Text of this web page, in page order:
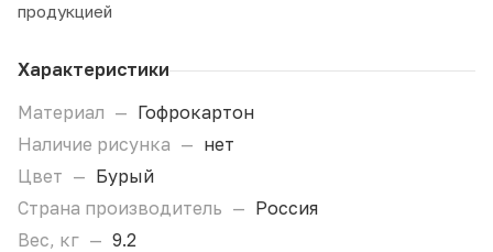
продукцией
Характеристики
Материал — Гофрокартон
Наличие рисунка — нет
Цвет — Бурый
Страна производитель — Россия
Вес, кг — 9.2